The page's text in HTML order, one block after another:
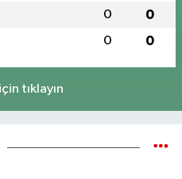
0 0
0 0
tıklayın